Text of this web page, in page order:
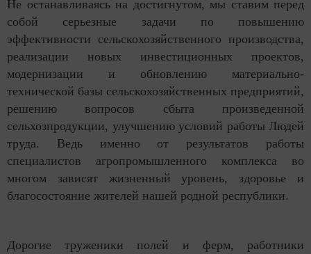
Не останавливаясь на достигнутом, мы ставим перед
собой серьезные задачи по повышению
эффективности сельскохозяйственного производства,
реализации новых инвестиционных проектов,
модернизации и обновлению материально-
технической базы сельскохозяйственных предприятий,
решению вопросов сбыта произведенной
сельхозпродукции, улучшению условий работы Людей
труда. Ведь именно от результатов работы
специалистов агропромышленного комплекса во
многом зависят жизненный уровень, здоровье и
благосостояние жителей нашей родной республики.
Дорогие труженики полей и ферм, работники